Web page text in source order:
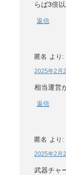
らば3倍
返信
匿名 より:
2025年2月
相当運営
返信
匿名 より:
2025年2月
武器チャ